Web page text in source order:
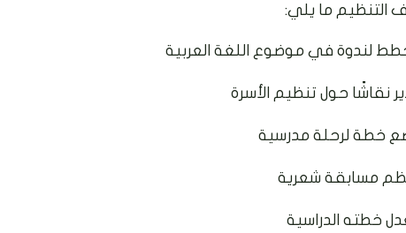
التنظيم ما يلي: